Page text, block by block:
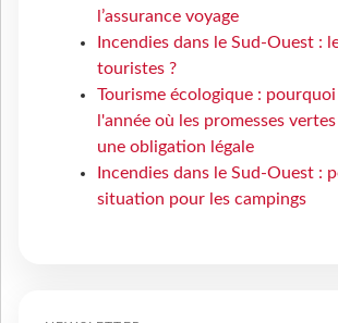
l’assurance voyage
Incendies dans le Sud-Ouest :
touristes ?
Tourisme écologique :
l'année où les promesses
une obligation légale
Incendies dans le Sud-Ouest :
situation pour les campings